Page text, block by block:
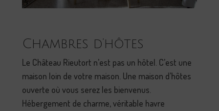
Chambres d’hôtes
Le Château Rieutort n’est pas un hôtel. C’est une
maison loin de votre maison. Une maison d’hôtes
ouverte où vous serez les bienvenus.
Hébergement de charme, véritable havre